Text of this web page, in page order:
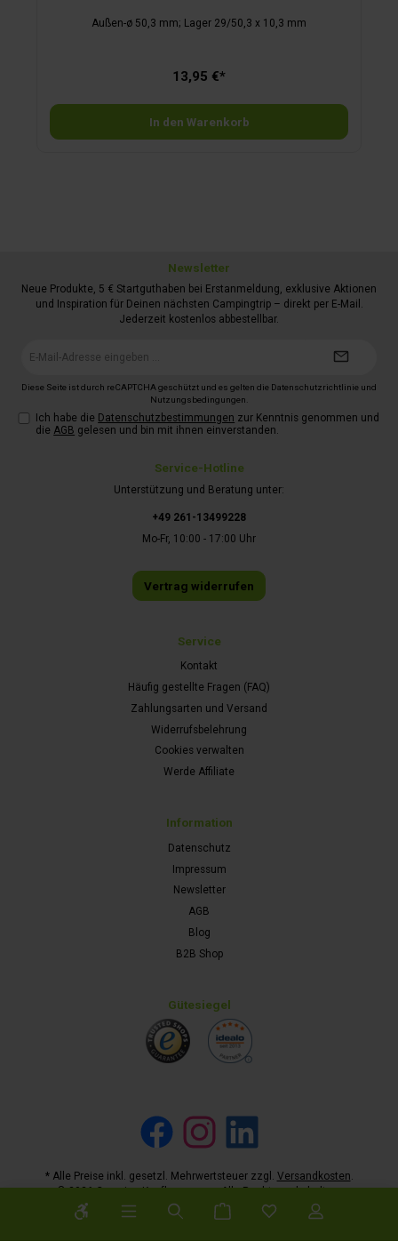
Werkzeugleiste anzeigen
Außen-ø 50,3 mm; Lager 29/50,3 x 10,3 mm
13,95 €*
In den Warenkorb
Service-Hotline
Unterstützung und Beratung unter:
+49 261-13499228
Mo-Fr, 10:00 - 17:00 Uhr
Vertrag widerrufen
Service
Kontakt
Häufig gestellte Fragen (FAQ)
Zahlungsarten und Versand
Widerrufsbelehrung
Cookies verwalten
Werde Affiliate
Information
Datenschutz
Impressum
Newsletter
AGB
Blog
B2B Shop
Gütesiegel
Newsletter
Neue Produkte, 5 € Startguthaben bei Erstanmeldung, exklusive Aktionen
und Inspiration für Deinen nächsten Campingtrip – direkt per E-Mail.
Jederzeit kostenlos abbestellbar.
Diese Seite ist durch reCAPTCHA geschützt und es gelten die Datenschutzrichtlinie und
Nutzungsbedingungen
Ich habe die Datenschutzbestimmungen zur Kenntnis genommen und
die AGB gelesen und bin mit ihnen einverstanden.
Facebook Instagram
* Alle Preise inkl. gesetzl. Mehrwertsteuer zzgl. Versandkosten
© 2026 Camping-Kaufhaus.com - Alle Rechte vorbehalten.